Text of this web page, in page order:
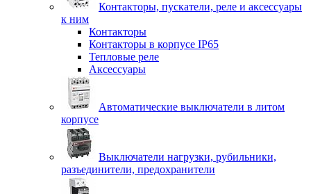
Контакторы, пускатели, реле и аксессуары
к ним
Контакторы
Контакторы в корпусе IP65
Тепловые реле
Аксессуары
Автоматические выключатели в литом
корпусе
Выключатели нагрузки, рубильники,
разъединители, предохранители